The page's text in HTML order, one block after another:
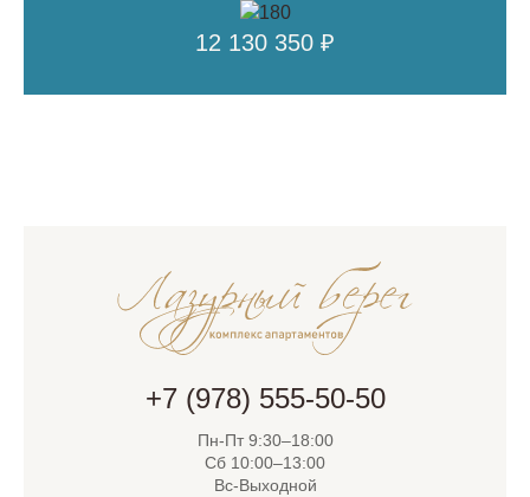
12 130 350 ₽
+7 (978) 555-50-50
Пн-Пт 9:30–18:00
Сб 10:00–13:00
Вс-Выходной